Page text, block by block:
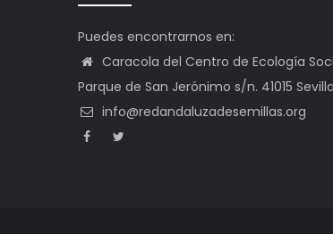
Puedes encontrarnos en:
Caracola del Centro de Ecología
Parque de San Jerónimo s/n. 41015
info@redandaluzadesemillas.org